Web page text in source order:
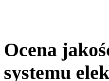
Ocena
systemu